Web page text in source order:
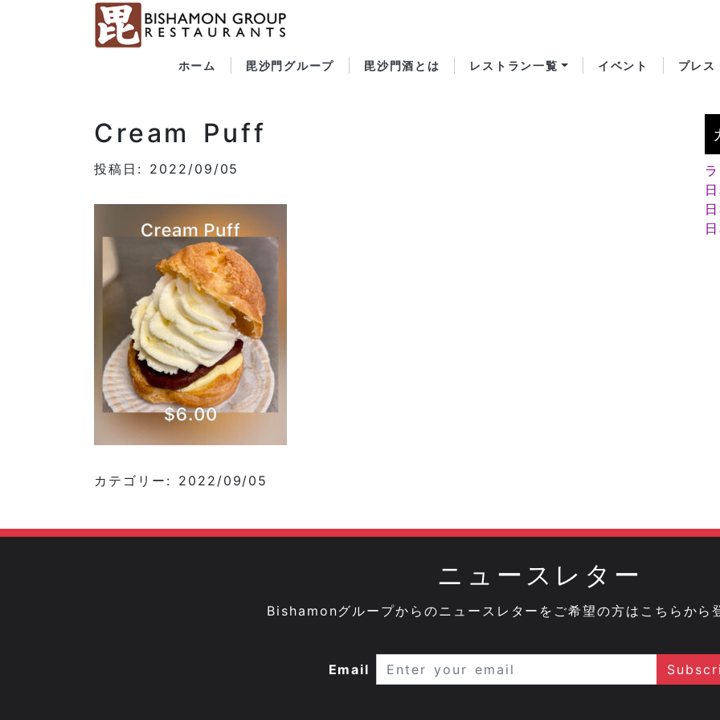
ホーム 毘沙門グループ 毘沙門酒とは レストラン一覧 イベント プレス
Cream Puff
投稿日: 2022/09/05
カテゴリー: 2022/09/05
ニュースレター
Bishamonグループからのニュースレターをご希望の方はこちらから
Email